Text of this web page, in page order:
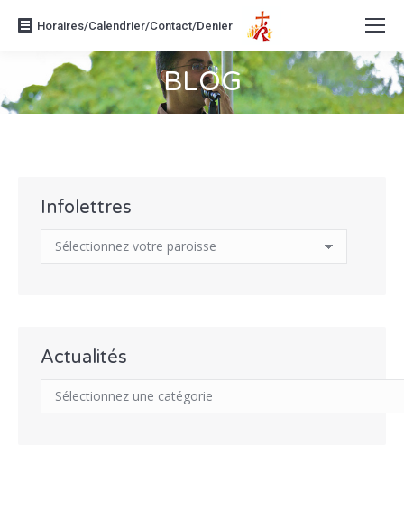
Horaires/Calendrier/Contact/Denier
BLOG
Vous êtes ici :
Infolettres
Actualités